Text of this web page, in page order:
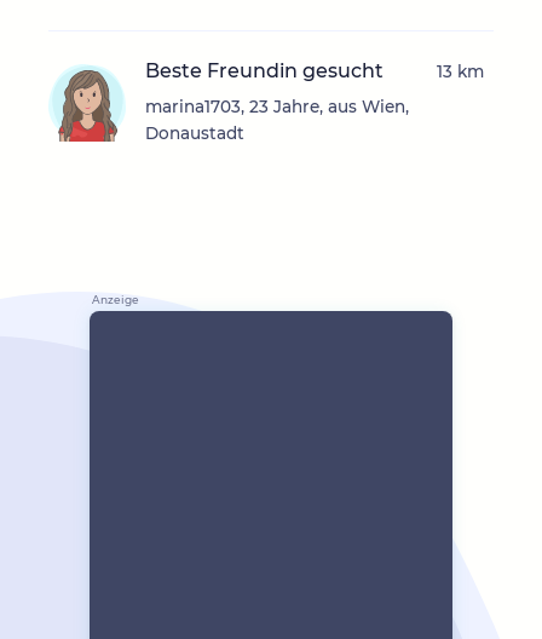
Beste Freundin gesucht
marina1703, 23 Jahre, aus Wien,
Donaustadt
13 km